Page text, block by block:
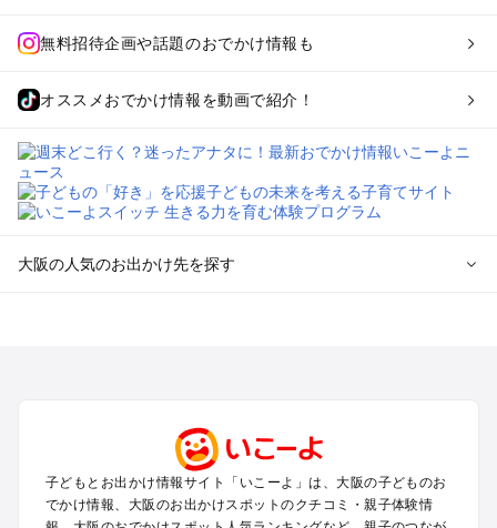
無料招待企画や話題のおでかけ情報も
オススメおでかけ情報を動画で紹介！
大阪の人気のお出かけ先を探す
梅田・キタ・淀屋橋・本町・福島のプールお出かけ
東大阪・八尾・寝屋川・守口・門真のプールお出かけ
大阪ベイエリア（USJ・南港）のプールお出かけ
なんば・心斎橋・道頓堀・四ツ橋・ミナミのプールお出かけ
子どもとお出かけ情報サイト「いこーよ」は、大阪の子どものお
でかけ情報、大阪のお出かけスポットのクチコミ・親子体験情